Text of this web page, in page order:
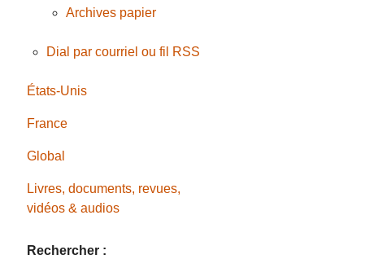
Archives papier
Dial par courriel ou fil RSS
États-Unis
France
Global
Livres, documents, revues,
vidéos & audios
Rechercher :